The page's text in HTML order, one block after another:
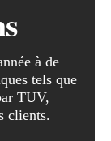
à de
tels que
TUV,
clients.